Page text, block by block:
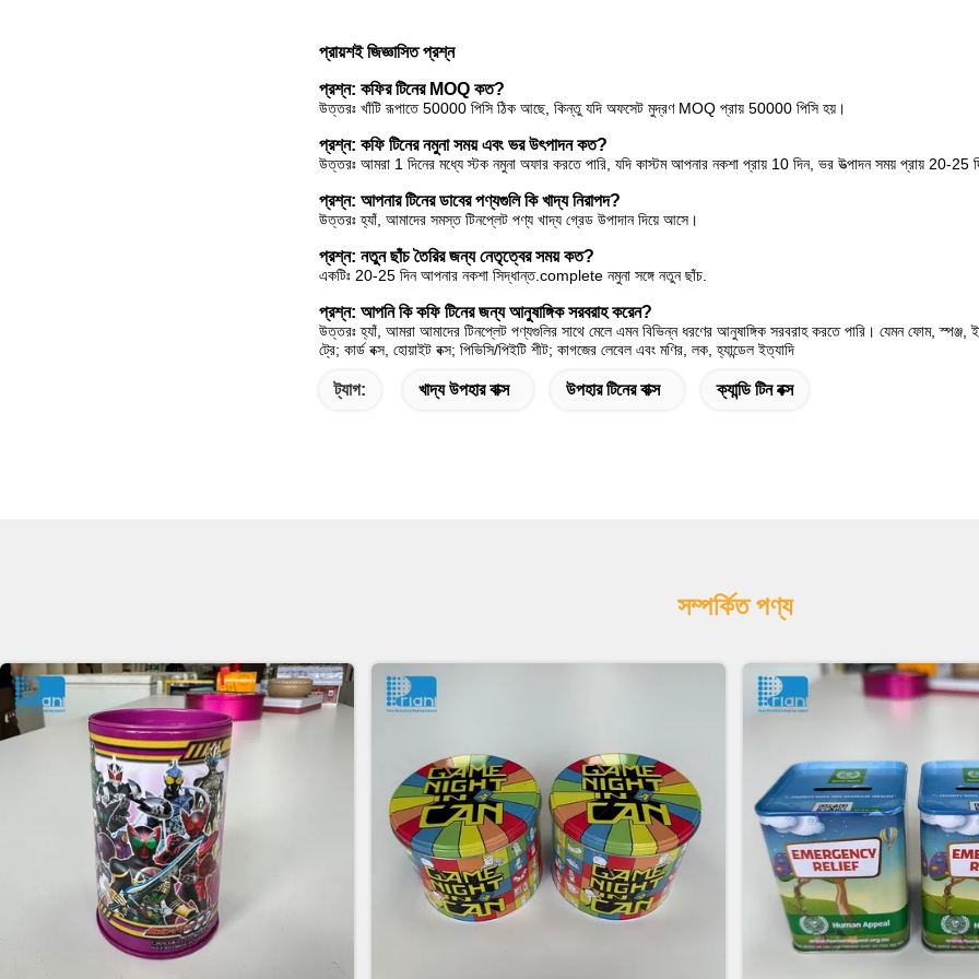
প্রায়শই জিজ্ঞাসিত প্রশ্ন
প্রশ্ন: কফির টিনের MOQ কত?
উত্তরঃ খাঁটি রূপাতে 50000 পিসি ঠিক আছে, কিন্তু যদি অফসেট মুদ্রণ MOQ প্রায় 50000 পিসি হয়।
প্রশ্ন: কফি টিনের নমুনা সময় এবং ভর উৎপাদন কত?
উত্তরঃ আমরা 1 দিনের মধ্যে স্টক নমুনা অফার করতে পারি, যদি কাস্টম আপনার নকশা প্রায় 10 দিন, ভর উত্পাদন সময় প্রায় 20-25
প্রশ্ন: আপনার টিনের ডাবের পণ্যগুলি কি খাদ্য নিরাপদ?
উত্তরঃ হ্যাঁ, আমাদের সমস্ত টিনপ্লেট পণ্য খাদ্য গ্রেড উপাদান দিয়ে আসে।
প্রশ্ন: নতুন ছাঁচ তৈরির জন্য নেতৃত্বের সময় কত?
একটিঃ 20-25 দিন আপনার নকশা সিদ্ধান্ত.complete নমুনা সঙ্গে নতুন ছাঁচ.
প্রশ্ন: আপনি কি কফি টিনের জন্য আনুষাঙ্গিক সরবরাহ করেন?
উত্তরঃ হ্যাঁ, আমরা আমাদের টিনপ্লেট পণ্যগুলির সাথে মেলে এমন বিভিন্ন ধরণের আনুষাঙ্গিক সরবরাহ করতে পারি। যেমন ফোম, স্পঞ্জ,
ট্রে; কার্ড বক্স, হোয়াইট বক্স; পিভিসি/পিইটি শীট; কাগজের লেবেল এবং মণির, লক, হ্যান্ডেল ইত্যাদি
ট্যাগ: খাদ্য উপহার বাক্স উপহার টিনের বাক্স ক্যান্ডি টিন বক্স
সম্পর্কিত পণ্য